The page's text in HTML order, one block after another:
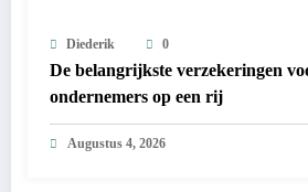
Diederik 0
De belangrijkste verzekeringen
ondernemers op een rij
Augustus 4, 2026